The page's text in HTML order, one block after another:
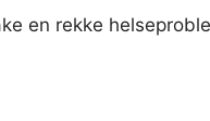
en rekke